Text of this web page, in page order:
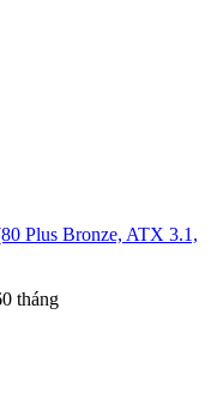
Plus Bronze, ATX 3.1,
tháng